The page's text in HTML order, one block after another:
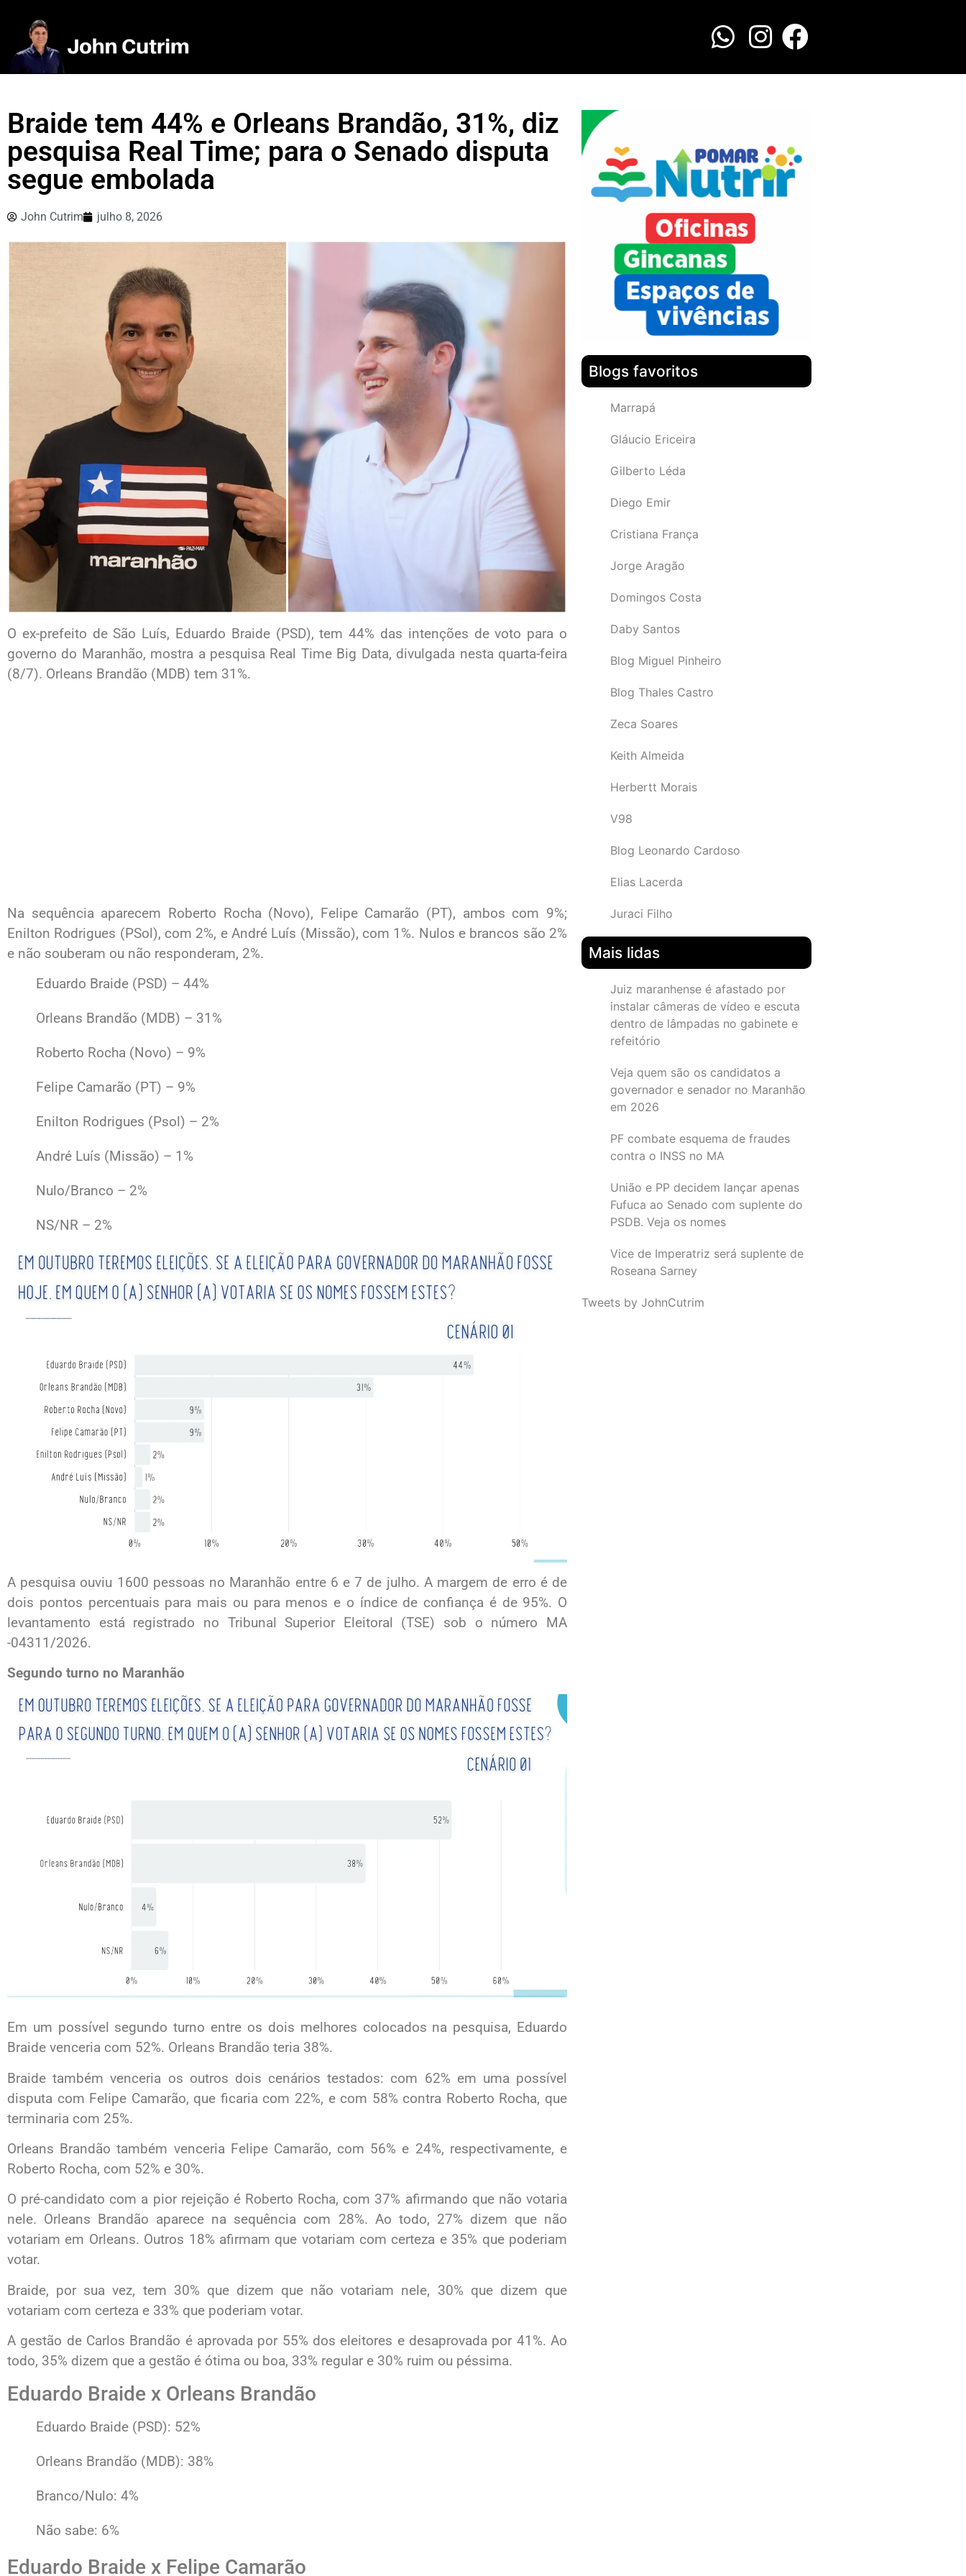
Braide tem 44% e Orleans Brandão, 31%, diz
pesquisa Real Time; para o Senado disputa
segue embolada
John Cutrim julho 8, 2026
O ex-prefeito de São Luís, Eduardo Braide (PSD), tem 44% das intenções de voto para o
governo do Maranhão, mostra a pesquisa Real Time Big Data, divulgada nesta quarta-feira
(8/7). Orleans Brandão (MDB) tem 31%.
Na sequência aparecem Roberto Rocha (Novo), Felipe Camarão (PT), ambos com 9%;
Enilton Rodrigues (PSol), com 2%, e André Luís (Missão), com 1%. Nulos e brancos são 2%
e não souberam ou não responderam, 2%.
Eduardo Braide (PSD) – 44%
Orleans Brandão (MDB) – 31%
Roberto Rocha (Novo) – 9%
Felipe Camarão (PT) – 9%
Enilton Rodrigues (Psol) – 2%
André Luís (Missão) – 1%
Nulo/Branco – 2%
NS/NR – 2%
A pesquisa ouviu 1600 pessoas no Maranhão entre 6 e 7 de julho. A margem de erro é de
dois pontos percentuais para mais ou para menos e o índice de confiança é de 95%. O
levantamento está registrado no Tribunal Superior Eleitoral (TSE) sob o número MA
-04311/2026.
Segundo turno no Maranhão
Em um possível segundo turno entre os dois melhores colocados na pesquisa, Eduardo
Braide venceria com 52%. Orleans Brandão teria 38%.
Braide também venceria os outros dois cenários testados: com 62% em uma possível
disputa com Felipe Camarão, que ficaria com 22%, e com 58% contra Roberto Rocha, que
terminaria com 25%.
Orleans Brandão também venceria Felipe Camarão, com 56% e 24%, respectivamente, e
Roberto Rocha, com 52% e 30%.
O pré-candidato com a pior rejeição é Roberto Rocha, com 37% afirmando que não votaria
nele. Orleans Brandão aparece na sequência com 28%. Ao todo, 27% dizem que não
votariam em Orleans. Outros 18% afirmam que votariam com certeza e 35% que poderiam
votar.
Braide, por sua vez, tem 30% que dizem que não votariam nele, 30% que dizem que
votariam com certeza e 33% que poderiam votar.
A gestão de Carlos Brandão é aprovada por 55% dos eleitores e desaprovada por 41%. Ao
todo, 35% dizem que a gestão é ótima ou boa, 33% regular e 30% ruim ou péssima.
Eduardo Braide x Orleans Brandão
Eduardo Braide (PSD): 52%
Orleans Brandão (MDB): 38%
Branco/Nulo: 4%
Não sabe: 6%
Eduardo Braide x Felipe Camarão
Blogs favoritos
Marrapá
Gláucio Ericeira
Gilberto Léda
Diego Emir
Cristiana França
Jorge Aragão
Domingos Costa
Daby Santos
Blog Miguel Pinheiro
Blog Thales Castro
Zeca Soares
Keith Almeida
Herbertt Morais
V98
Blog Leonardo Cardoso
Elias Lacerda
Juraci Filho
Mais lidas
Juiz maranhense é afastado por
instalar câmeras de vídeo e escuta
dentro de lâmpadas no gabinete e
refeitório
Veja quem são os candidatos a
governador e senador no Maranhão
em 2026
PF combate esquema de fraudes
contra o INSS no MA
União e PP decidem lançar apenas
Fufuca ao Senado com suplente do
PSDB. Veja os nomes
Vice de Imperatriz será suplente de
Roseana Sarney
Tweets by JohnCutrim